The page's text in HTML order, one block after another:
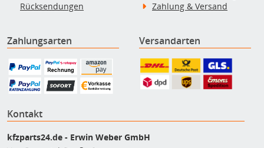
Rücksendungen
Zahlung & Versand
Zahlungsarten Versandarten
Kontakt
kfzparts24.de - Erwin Weber GmbH